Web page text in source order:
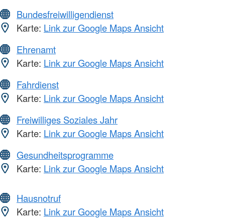
Bundesfreiwilligendienst
Karte: Link zur Google Maps Ansicht
Ehrenamt
Karte: Link zur Google Maps Ansicht
Fahrdienst
Karte: Link zur Google Maps Ansicht
Freiwilliges Soziales Jahr
Karte: Link zur Google Maps Ansicht
Gesundheitsprogramme
Karte: Link zur Google Maps Ansicht
Hausnotruf
Karte: Link zur Google Maps Ansicht